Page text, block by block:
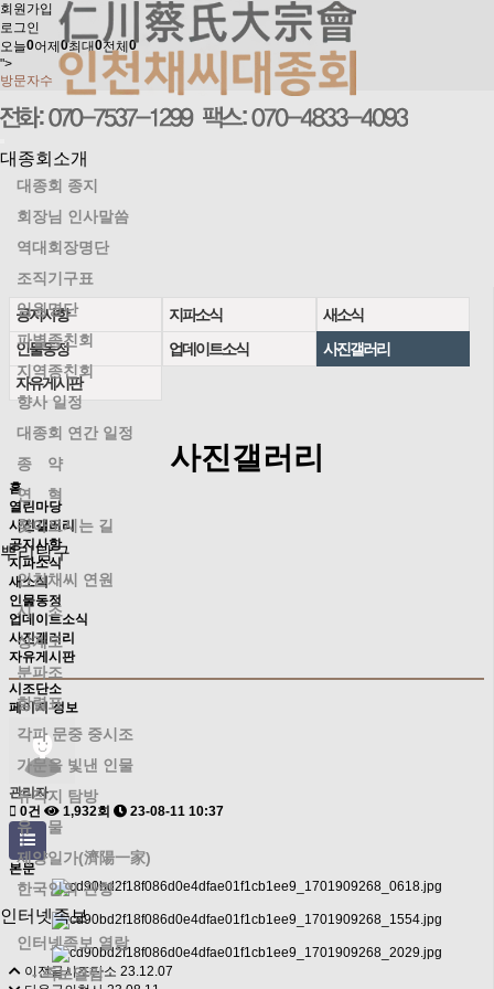
회원가입
로그인
오늘0어제 0최대0전체 0
">
방문자수
대종회소개
대종회 종지
회장님 인사말씀
역대회장명단
조직기구표
임원명단
파별종친회
지역종친회
향사 일정
대종회 연간 일정
종 약
연 혁
찾아오시는 길
뿌리탐구
인천채씨 연원
시 조
상계도
분파조
항렬표
각파 문중 중시조
가문을 빛낸 인물
유적지 탐방
유 물
제양일가(濟陽一家)
한국인의 관향
인터넷족보
인터넷족보 열람
- 족보열람
공지사항 지파소식
새소식
인물동정
업데이트소식
사진갤러리
자유게시판
사진갤러리
홈
열린마당
사진갤러리
공지사항
지파소식
새소식
인물동정
업데이트소식
사진갤러리
자유게시판
시조단소
페이지 정보
관리자
0건
1,932회 23-08-11 10:37
본문
이전글시조단소 23.12.07